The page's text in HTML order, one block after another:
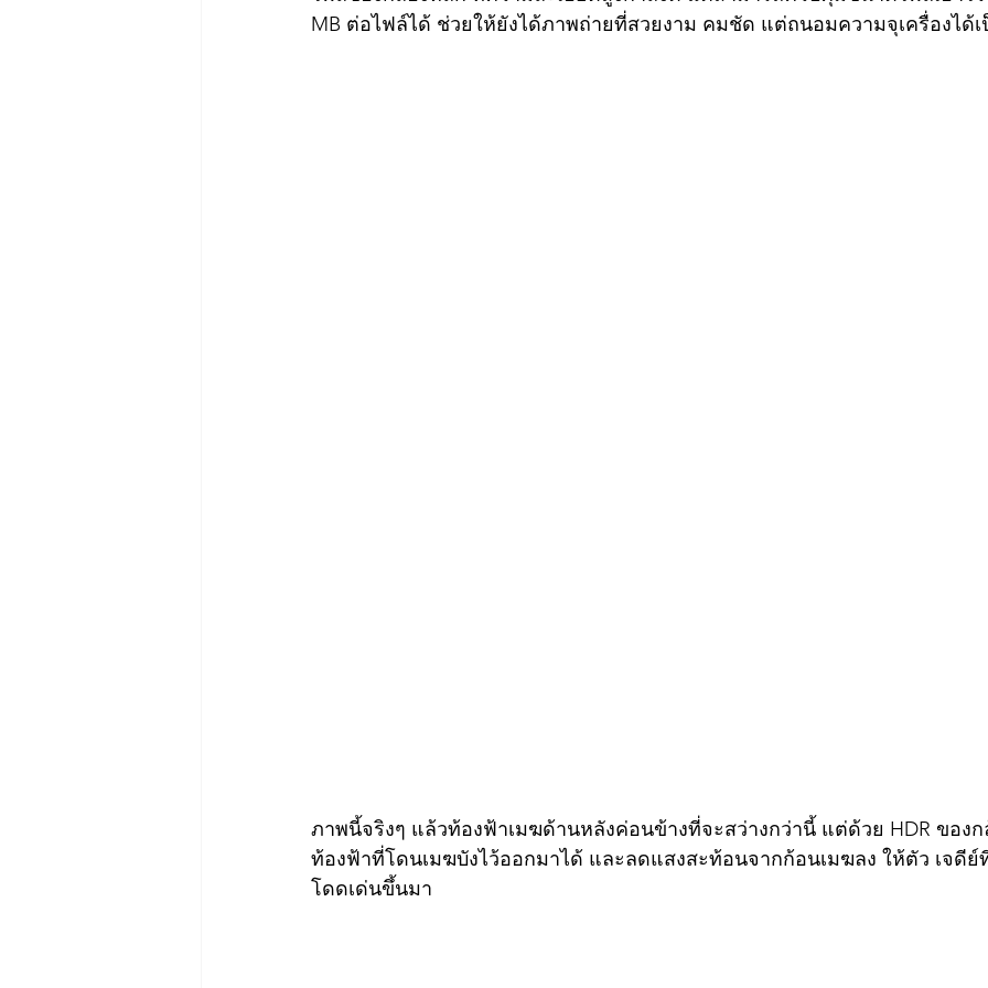
MB ต่อไฟล์ได้ ช่วยให้ยังได้ภาพถ่ายที่สวยงาม คมชัด แต่ถนอมความจุเครื่องได้เ
ภาพนี้จริงๆ แล้วท้องฟ้าเมฆด้านหลังค่อนข้างที่จะสว่างกว่านี้ แต่ด้วย HDR ของ
ท้องฟ้าที่โดนเมฆบังไว้ออกมาได้ และลดแสงสะท้อนจากก้อนเมฆลง ให้ตัว เจดีย์
โดดเด่นขึ้นมา